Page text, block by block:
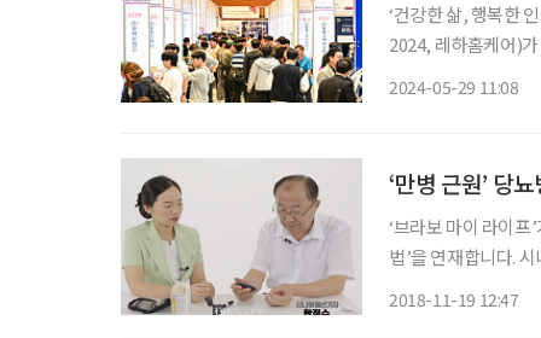
‘건강한 삶, 행복한
2024, 레하홈케어)
2024-05-29 11:08
‘만병 근원’ 당
‘브라보 마이 라이프
법’을 연재합니다.
2018-11-19 12:47